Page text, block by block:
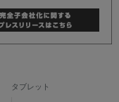
タブレット